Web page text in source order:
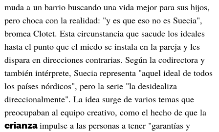
muda a un barrio buscando una vida mejor para sus hijos,
pero choca con la realidad: "y es que eso no es Suecia",
bromea Clotet. Esta circunstancia que sacude los ideales
hasta el punto que el miedo se instala en la pareja y les
dispara en direcciones contrarias. Según la codirectora y
también intérprete, Suecia representa "aquel ideal de todos
los países nórdicos", pero la serie "la desidealiza
direccionalmente". La idea surge de varios temas que
preocupaban al equipo creativo, como el hecho de que la
crianza impulse a las personas a tener "garantías y